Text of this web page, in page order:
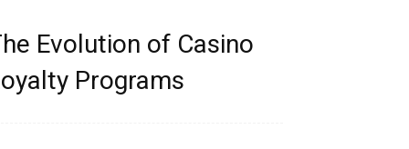
Evolution of Casino
Programs